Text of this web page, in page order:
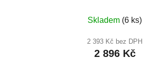
hodnocení
produktu
je
Skladem (6 ks)
2 393 Kč bez DPH
2 896 Kč